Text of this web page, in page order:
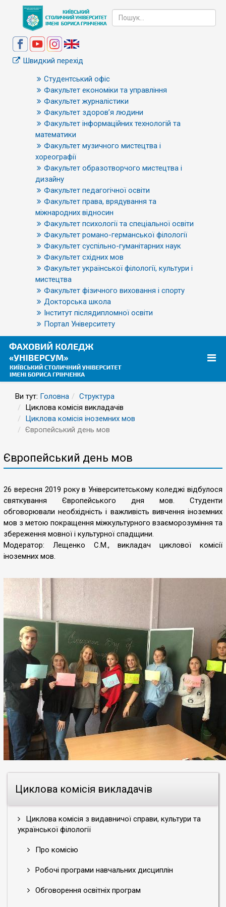
Швидкий перехід
Студентський офіс
Факультет економіки та управління
Факультет журналістики
Факультет здоров’я людини
Факультет інформаційних технологій та
математики
Факультет музичного мистецтва і
хореографії
Факультет образотворчого мистецтва і
дизайну
Факультет педагогічної освіти
Факультет права, врядування та
міжнародних відносин
Факультет психології та спеціальної освіти
Факультет романо-германської філології
Факультет суспільно-гуманітарних наук
Факультет східних мов
Факультет української філології, культури і
мистецтва
Факультет фізичного виховання і спорту
Докторська школа
Інститут післядипломної освіти
Портал Університету
Ви тут: Головна
Структура
Циклова комісія викладачів
Циклова комісія іноземних мов
Європейський день мов
Циклова комісія викладачів
Циклова комісія з видавничої справи, культури та
української філології
Про комісію
Робочі програми навчальних дисциплін
Обговорення освітніх програм
Європейський день мов
26 вересня 2019 року в Університетському коледжі відбулося
святкування Європейського дня мов. Студенти
обговорювали необхідність і важливість вивчення іноземних
мов з метою покращення міжкультурного взаєморозуміння та
збереження мовної і культурної спадщини.
Модератор: Лещенко С.М., викладач циклової комісії
іноземних мов.